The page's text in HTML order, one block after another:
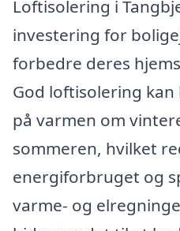
Loftisolering i
investering for
forbedre deres
God loftisolering
på varmen om
sommeren, hvilket
energiforbruget og
varme- og